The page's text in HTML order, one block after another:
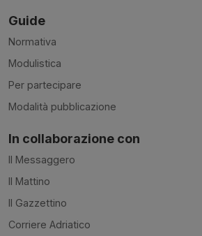
Guide
Normativa
Modulistica
Per partecipare
Modalità pubblicazione
In collaborazione con
Il Messaggero
Il Mattino
Il Gazzettino
Corriere Adriatico